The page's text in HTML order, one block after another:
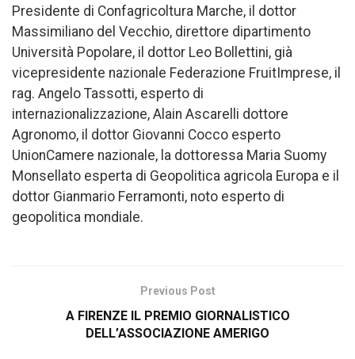
Presidente di Confagricoltura Marche, il dottor
Massimiliano del Vecchio, direttore dipartimento
Università Popolare, il dottor Leo Bollettini, già
vicepresidente nazionale Federazione FruitImprese, il
rag. Angelo Tassotti, esperto di
internazionalizzazione, Alain Ascarelli dottore
Agronomo, il dottor Giovanni Cocco esperto
UnionCamere nazionale, la dottoressa Maria Suomy
Monsellato esperta di Geopolitica agricola Europa e il
dottor Gianmario Ferramonti, noto esperto di
geopolitica mondiale.
Previous Post
A FIRENZE IL PREMIO GIORNALISTICO
DELL’ASSOCIAZIONE AMERIGO